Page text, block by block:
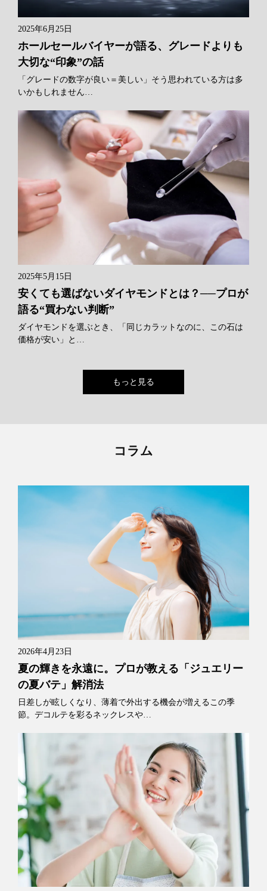
2025年6月25日
ホールセールバイヤーが語る、グレードよりも
大切な“印象”の話
「グレードの数字が良い＝美しい」そう思われている方は多
いかもしれません…
2025年5月15日
安くても選ばないダイヤモンドとは？──プロが
語る“買わない判断”
ダイヤモンドを選ぶとき、「同じカラットなのに、この石は
価格が安い」と…
もっと見る
コラム
2026年4月23日
夏の輝きを永遠に。プロが教える「ジュエリー
の夏バテ」解消法
日差しが眩しくなり、薄着で外出する機会が増えるこの季
節。デコルテを彩るネックレスや…